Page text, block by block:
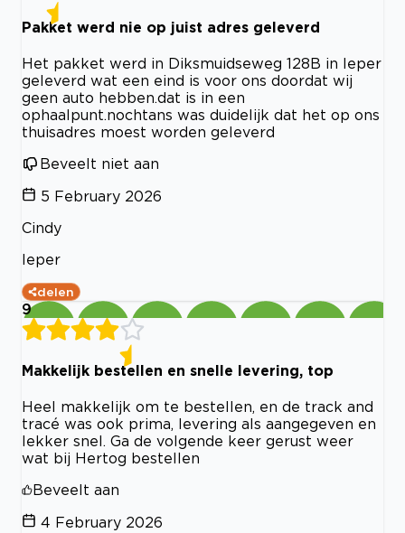
Pakket werd nie op juist adres geleverd
Het pakket werd in Diksmuidseweg 128B in Ieper
geleverd wat een eind is voor ons doordat wij
geen auto hebben.dat is in een
ophaalpunt.nochtans was duidelijk dat het op ons
thuisadres moest worden geleverd
Beveelt niet aan
5 February 2026
Cindy
Ieper
delen
9
Makkelijk bestellen en snelle levering, top
Heel makkelijk om te bestellen, en de track and
tracé was ook prima, levering als aangegeven en
lekker snel. Ga de volgende keer gerust weer
wat bij Hertog bestellen
Beveelt aan
4 February 2026